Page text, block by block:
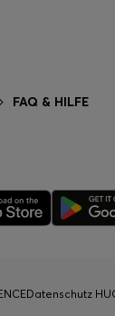
FAQ & HILFE
Datenschutz